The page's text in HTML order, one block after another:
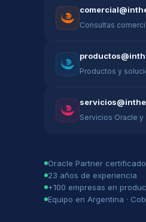
Consultas
Productos y
Servicios Oracle y
Oracle Partner certificado
23 años de experiencia
+100 empresas en
Equipo en Argentina ·